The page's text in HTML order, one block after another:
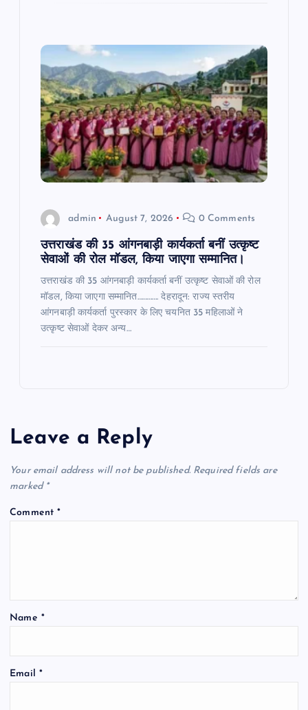
admin August 7, 2026 0 Comments
उत्तराखंड की 35 आंगनबाड़ी कार्यकर्ता बनीं उत्कृष्ट
सेवाओं की रोल मॉडल, किया जाएगा सम्मानित।
उत्तराखंड की 35 आंगनबाड़ी कार्यकर्ता बनीं उत्कृष्ट सेवाओं की रोल
मॉडल, किया जाएगा सम्मानित…………. देहरादून: राज्य स्तरीय
आंगनबाड़ी कार्यकर्ता पुरस्कार के लिए चयनित 35 महिलाओं ने
उत्कृष्ट सेवाओं देकर अन्य…
Leave a Reply
Your email address will not be published. Required fields are
marked *
Comment*
Name *
Email *